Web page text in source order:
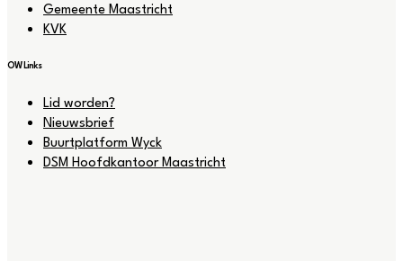
Gemeente Maastricht
KVK
OW Links
Menu
Lid worden?
Nieuwsbrief
Buurtplatform Wyck
DSM Hoofdkantoor Maastricht